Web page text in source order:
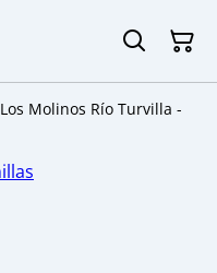
Los Molinos Río Turvilla -